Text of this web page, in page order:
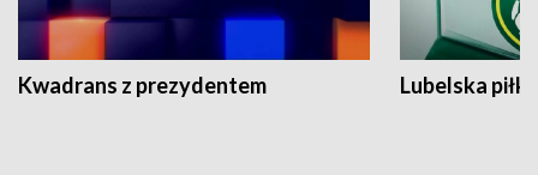
Kwadrans z prezydentem Lubelska piłka